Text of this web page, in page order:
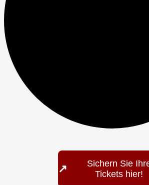
↗
Sichern Sie
Tickets hier!